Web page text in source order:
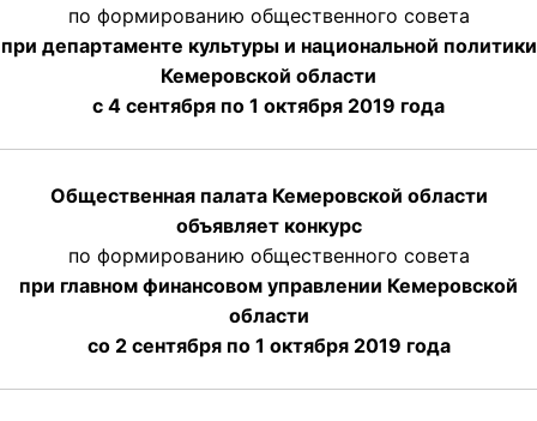
по формированию общественного совета
при департаменте культуры и национальной политики
Кемеровской области
с 4 сентября по 1 октября 2019 года
Общественная палата Кемеровской области
объявляет конкурс
по формированию общественного совета
при главном финансовом управлении Кемеровской
области
со 2 сентября по 1 октября 2019 года